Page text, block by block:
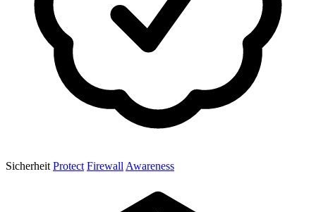
Sicherheit Protect Firewall Awareness